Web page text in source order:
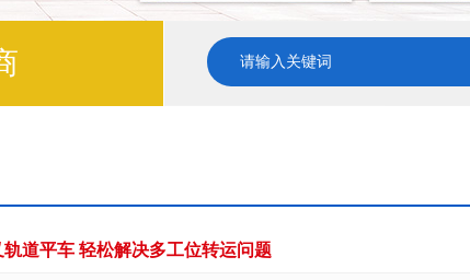
道平车 轻松解决多工位转运问题